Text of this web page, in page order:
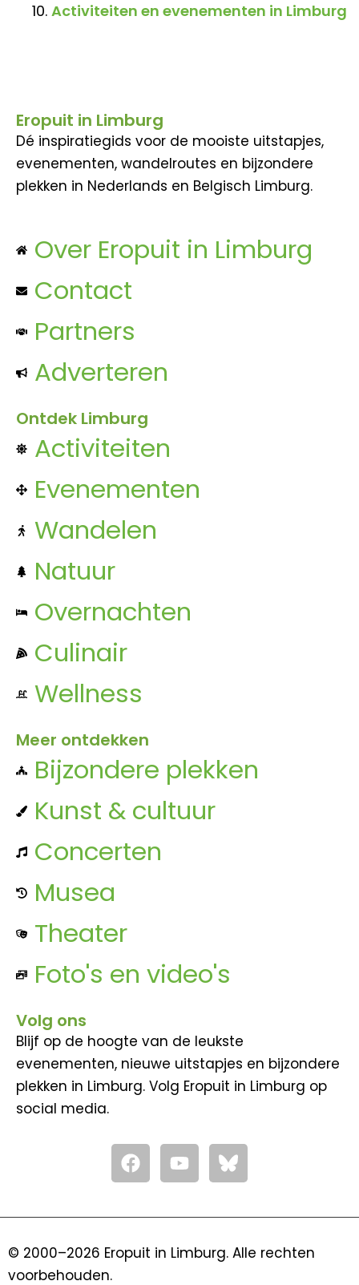
Activiteiten en evenementen in Limburg
Eropuit in Limburg
Dé inspiratiegids voor de mooiste uitstapjes,
evenementen, wandelroutes en bijzondere
plekken in Nederlands en Belgisch Limburg.
Over Eropuit in Limburg
Contact
Partners
Adverteren
Ontdek Limburg
Activiteiten
Evenementen
Wandelen
Natuur
Overnachten
Culinair
Wellness
Meer ontdekken
Bijzondere plekken
Kunst & cultuur
Concerten
Musea
Theater
Foto's en video's
Volg ons
Blijf op de hoogte van de leukste
evenementen, nieuwe uitstapjes en bijzondere
plekken in Limburg. Volg Eropuit in Limburg op
social media.
F
a
c
e
o
Y
o
u
t
b
© 2000–2026 Eropuit in Limburg. Alle rechten
voorbehouden.